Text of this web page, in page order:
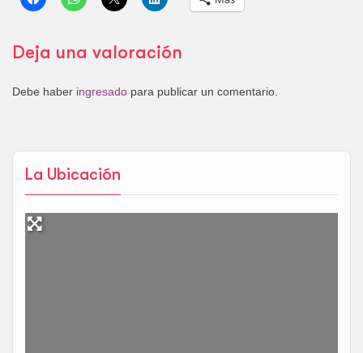
La Ubicación
Deja una valoración
Debe haber ingresado para publicar un comentario.